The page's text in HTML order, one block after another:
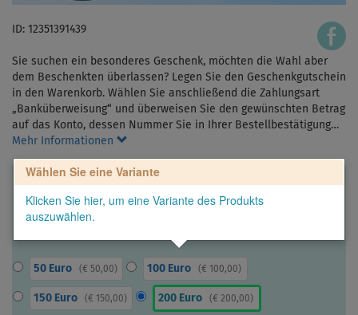
ID: 12351391439
Sie suchen ein besonderes Geschenk, möchten die Wahl aber
dem Beschenkten überlassen? Legen Sie den Geschenkgutschein
in den Warenkorb. Wählen Sie anschließend die Zahlungsart
„Banküberweisung“ und überweisen Sie den gewünschten Betrag
auf das Konto, dessen Nummer Sie in Ihrer Bestellbestätigung…
Mehr Informationen
Wählen Sie eine Variante
Klicken Sie hier, um eine Variante des Produkts
auszuwählen.
50 Euro ( € 50,00) 100 Euro (€ 100,00)
150 Euro ( € 150,00) 200 Euro (€ 200,00)